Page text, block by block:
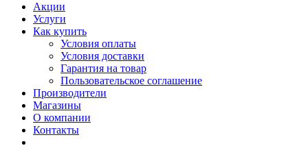
Акции
Услуги
Как купить
Условия оплаты
Условия доставки
Гарантия на товар
Пользовательское соглашение
Производители
Магазины
О компании
Контакты